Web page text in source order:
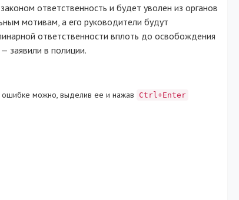
ответственность и будет уволен из органов
мотивам, а его руководители будут
ответственности вплоть до освобождения
заявили в полиции.
можно, выделив ее и нажав Ctrl+Enter